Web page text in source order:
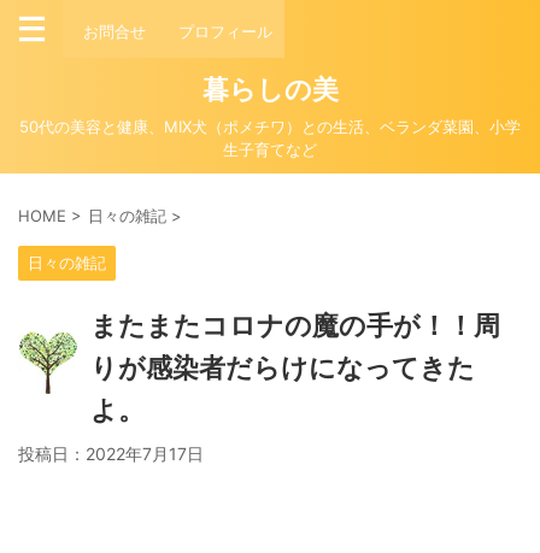
お問合せ プロフィール
暮らしの美
50代の美容と健康、MIX犬（ポメチワ）との生活、ベランダ菜園、小学
生子育てなど
HOME > 日々の雑記 >
日々の雑記
またまたコロナの魔の手が！！周
りが感染者だらけになってきた
よ。
投稿日： 2022年7月17日